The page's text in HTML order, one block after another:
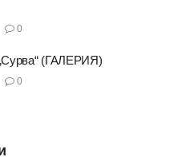
0
(ГАЛЕРИЯ)
0